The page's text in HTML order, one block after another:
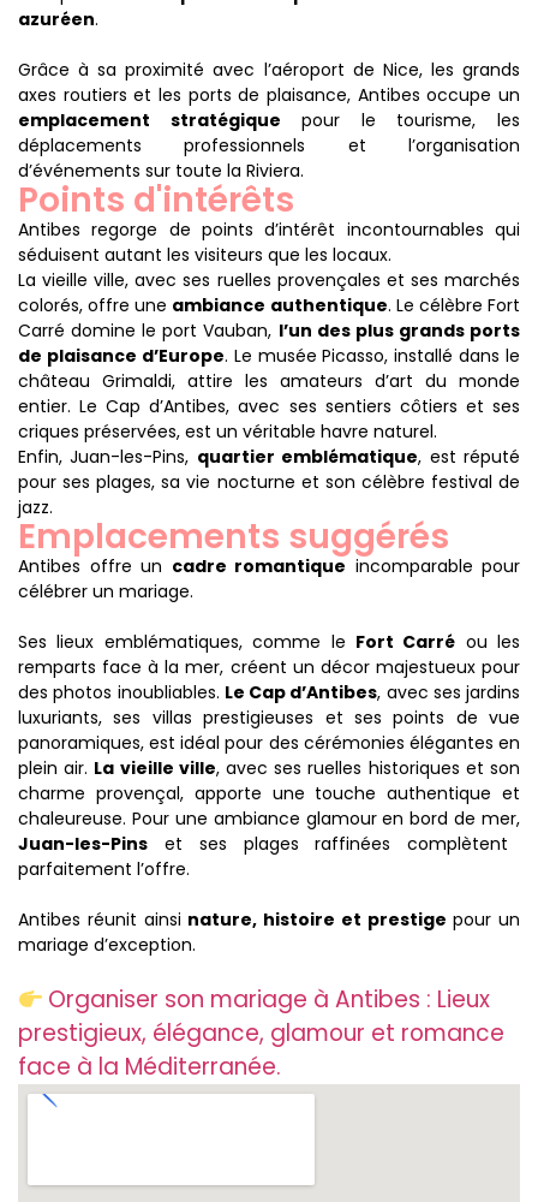
azuréen.
Grâce à sa proximité avec l’aéroport de Nice, les grands
axes routiers et les ports de plaisance, Antibes occupe un
emplacement stratégique pour le tourisme, les
déplacements professionnels et l’organisation
d’événements sur toute la Riviera.
Points d'intérêts
Antibes regorge de points d’intérêt incontournables qui
séduisent autant les visiteurs que les locaux.
La vieille ville, avec ses ruelles provençales et ses marchés
colorés, offre une ambiance authentique. Le célèbre Fort
Carré domine le port Vauban, l’un des plus grands ports
de plaisance d’Europe. Le musée Picasso, installé dans le
château Grimaldi, attire les amateurs d’art du monde
entier. Le Cap d’Antibes, avec ses sentiers côtiers et ses
criques préservées, est un véritable havre naturel.
Enfin, Juan-les-Pins, quartier emblématique, est réputé
pour ses plages, sa vie nocturne et son célèbre festival de
jazz.
Emplacements suggérés
Antibes offre un cadre romantique incomparable pour
célébrer un mariage.
Ses lieux emblématiques, comme le Fort Carré ou les
remparts face à la mer, créent un décor majestueux pour
des photos inoubliables. Le Cap d’Antibes, avec ses jardins
luxuriants, ses villas prestigieuses et ses points de vue
panoramiques, est idéal pour des cérémonies élégantes en
plein air. La vieille ville, avec ses ruelles historiques et son
charme provençal, apporte une touche authentique et
chaleureuse. Pour une ambiance glamour en bord de mer,
Juan-les-Pins et ses plages raffinées complètent
parfaitement l’offre.
Antibes réunit ainsi nature, histoire et prestige pour un
mariage d’exception.
Organiser son mariage à Antibes : Lieux
prestigieux, élégance, glamour et romance
face à la Méditerranée.